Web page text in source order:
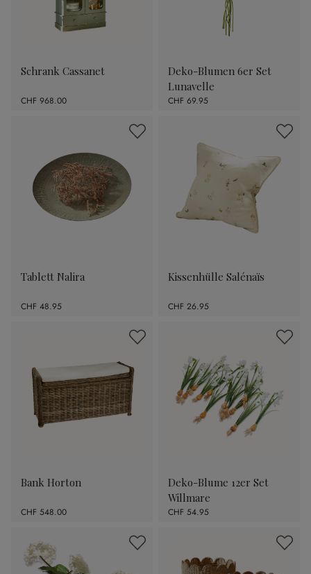
Schrank Cassanet
CHF 968.00
Deko-Blumen 6er Set
Lunavelle
CHF 69.95
Tablett Nalira
CHF 48.95
Kissenhülle Salénaïs
CHF 26.95
Bank Horton
CHF 548.00
Deko-Blume 12er Set
Willmare
CHF 54.95